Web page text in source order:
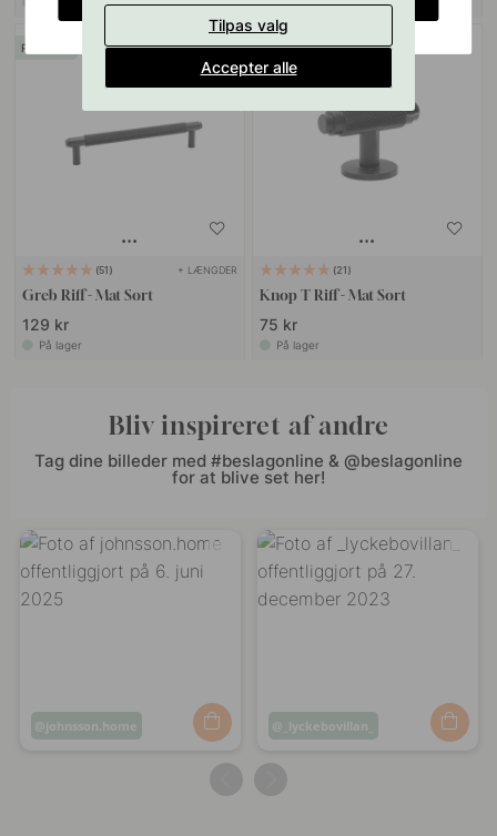
POPULAR
51 + LÆNGDER
Greb Riff - Mat Sort
129 kr
På lager
21
Knop T Riff - Mat Sort
75 kr
På lager
Bliv inspireret af andre
Tag dine billeder med #beslagonline & @beslagonline
for at blive set her!
Opslag
johnsson.home
Opslag
_lyckebovillan_
Tilpas valg
Accepter alle